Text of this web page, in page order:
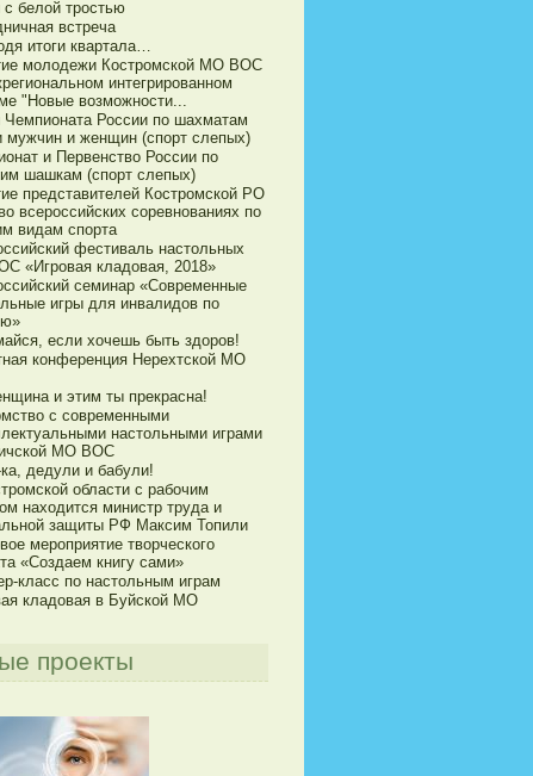
белой тростью
встреча
итоги квартала…
молодежи Костромской МО ВОС
интегрированном
"Новые возможности...
Чемпионата России по шахматам
мужчин и женщин (спорт слепых)
и Первенство России по
шашкам (спорт слепых)
представителей Костромской РО
всероссийских соревнованиях по
видам спорта
фестиваль настольных
«Игровая кладовая, 2018»
семинар «Современные
игры для инвалидов по
если хочешь быть здоров!
конференция Нерехтской МО
и этим ты прекрасна!
с современными
настольными играми
МО ВОС
дедули и бабули!
области с рабочим
находится министр труда и
защиты РФ Максим Топили
мероприятие творческого
«Создаем книгу сами»
класс по настольным играм
кладовая в Буйской МО
проекты